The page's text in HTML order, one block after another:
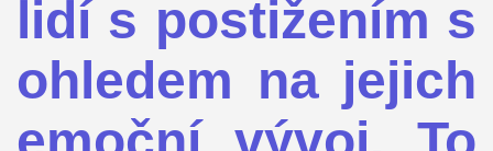
lidí s postižením s
ohledem na jejich